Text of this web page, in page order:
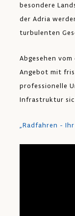
besondere
der Adria
turbulenten
Abgesehen
Angebot mit
professionelle
Infrastruktur
„Radfahren -